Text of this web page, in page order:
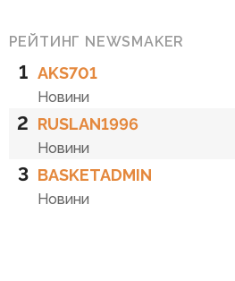
РЕЙТИНГ NEWSMAKER
1 AKS701
Новини
2 RUSLAN1996
Новини
3 BASKETADMIN
Новини